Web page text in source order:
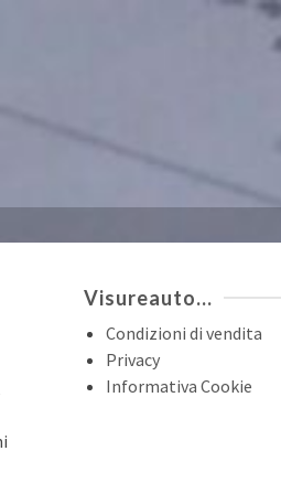
Visureauto…
Condizioni di vendita
Privacy
Informativa Cookie